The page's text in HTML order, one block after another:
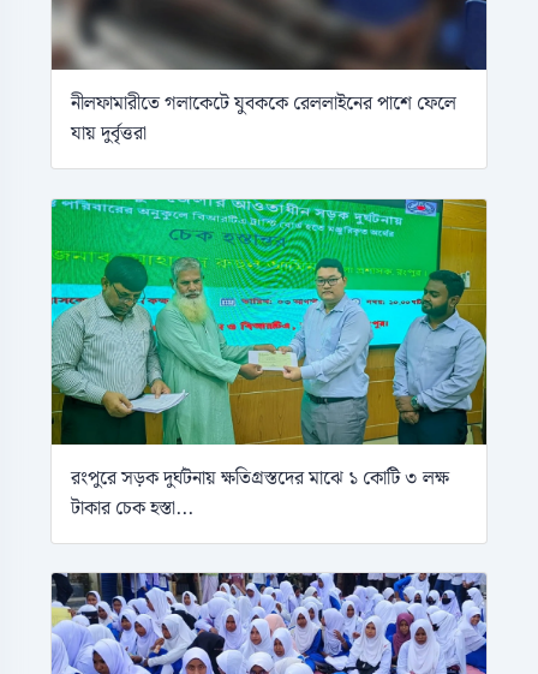
নীলফামারীতে গলাকেটে যুবককে রেললাইনের পাশে ফেলে
যায় দুর্বৃত্তরা
রংপুরে সড়ক দুর্ঘটনায় ক্ষতিগ্রস্তদের মাঝে ১ কোটি ৩ লক্ষ
টাকার চেক হস্তা...